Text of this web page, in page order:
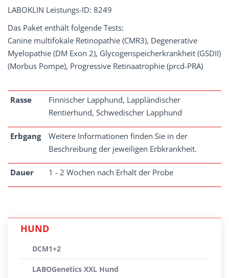
LABOKLIN Leistungs-ID: 8249
Das Paket enthält folgende Tests:
Canine multifokale Retinopathie (CMR3), Degenerative
Myelopathie (DM Exon 2), Glycogenspeicherkrankheit (GSDII)
(Morbus Pompe), Progressive Retinaatrophie (prcd-PRA)
Rasse
Finnischer Lapphund, Lappländischer
Rentierhund, Schwedischer Lapphund
Erbgang
Weitere Informationen finden Sie in der
Beschreibung der jeweiligen Erbkrankheit.
Dauer 1 - 2 Wochen nach Erhalt der Probe
HUND
DCM1+2
LABOGenetics XXL Hund